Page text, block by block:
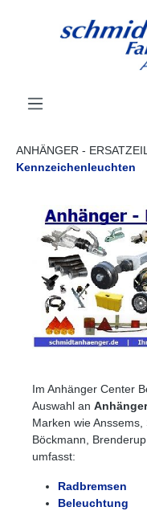
ANHÄNGER -
Kennzeichenleuchten
Im Anhänger Center
Auswahl an
Marken wie
Böckmann,
umfasst:
Radbremsen
Beleuchtung